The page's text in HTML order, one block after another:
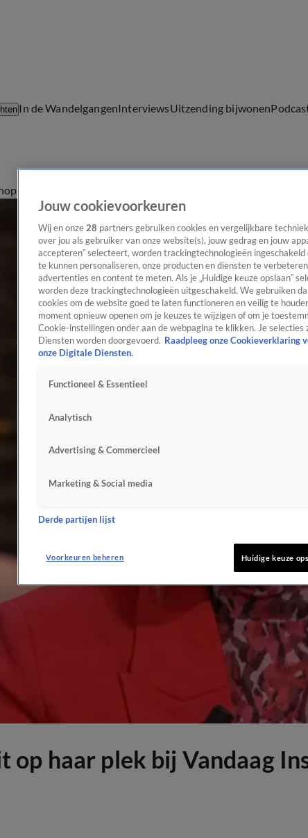
In de WandelgangenInterviewsUitzending bijwonen
op haar plek bij Vandaag
Jouw cookievoorkeuren
Wij en onze 28 partners gebruiken cookies en vergelijkbare
over jou als gebruiker van onze website(s), jouw gedrag en jouw
accepteren” selecteert, worden trackingtechnologieën
te kunnen personaliseren, onze producten en diensten te
advertenties en content te meten. Als je „Huidige keuze opslaan”
worden deze trackingtechnologieën uitgeschakeld. We gebruiken
cookies om de website goed te laten functioneren en veilig te
moment opnieuw openen om je keuzes te wijzigen of om je
Cookie-instellingen onder aan de webpagina te klikken. Je
Diensten worden doorgevoerd. Raadpleeg onze Cookieverklaring
onze Digitale Diensten.
Functioneel & Essentieel
Analytisch
Advertising & Commercieel
Marketing & Social media
Derde partijen lijst
Voorkeuren beheren Huidige keuze